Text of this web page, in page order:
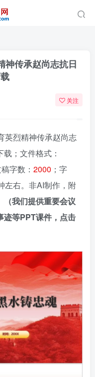
神传承赵尚志抗日
关注
英烈精神传承赵尚志
；文件格式：
字数： 2000 ；字
左右。非AI制作，附
（我们提供重要会议
迹等PPT课件，点击